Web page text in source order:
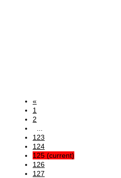
«
1
2
123
124
125 (current)
126
127